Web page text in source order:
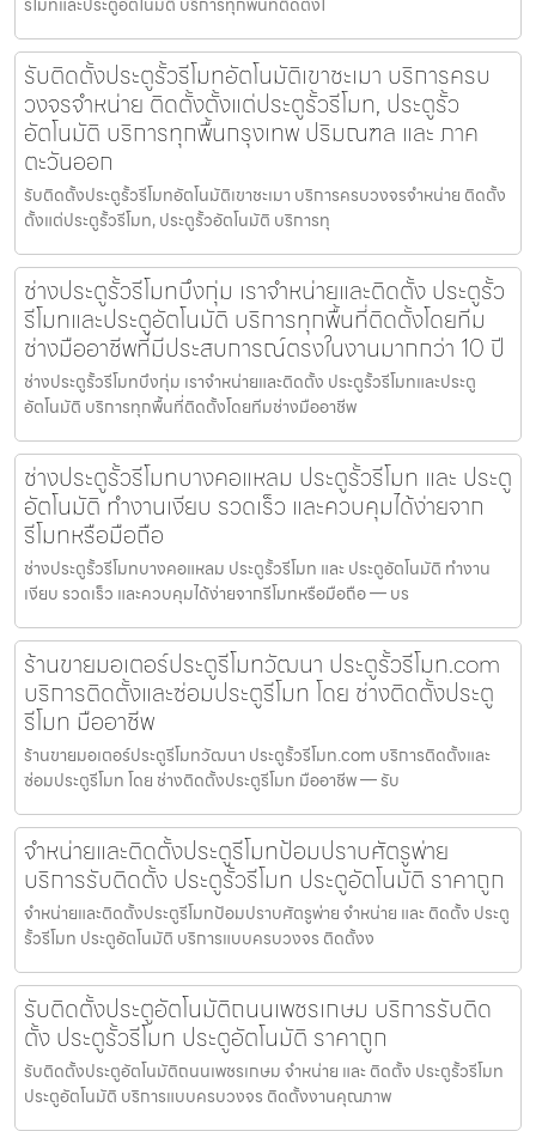
รับติดตั้งประตูรั้วรีโมทอัตโนมัติเขาชะเมา บริการครบ
วงจรจำหน่าย ติดตั้งตั้งแต่ประตูรั้วรีโมท, ประตูรั้ว
อัตโนมัติ บริการทุกพื้นกรุงเทพ ปริมณฑล และ ภาค
ตะวันออก
รับติดตั้งประตูรั้วรีโมทอัตโนมัติเขาชะเมา บริการครบวงจรจำหน่าย ติดตั้ง
ตั้งแต่ประตูรั้วรีโมท, ประตูรั้วอัตโนมัติ บริการทุ
ช่างประตูรั้วรีโมทบึงกุ่ม เราจำหน่ายและติดตั้ง ประตูรั้ว
รีโมทและประตูอัตโนมัติ บริการทุกพื้นที่ติดตั้งโดยทีม
ช่างมืออาชีพที่มีประสบการณ์ตรงในงานมากกว่า 10 ปี
ช่างประตูรั้วรีโมทบึงกุ่ม เราจำหน่ายและติดตั้ง ประตูรั้วรีโมทและประตู
อัตโนมัติ บริการทุกพื้นที่ติดตั้งโดยทีมช่างมืออาชีพ
ช่างประตูรั้วรีโมทบางคอแหลม ประตูรั้วรีโมท และ ประตู
อัตโนมัติ ทำงานเงียบ รวดเร็ว และควบคุมได้ง่ายจาก
รีโมทหรือมือถือ
ช่างประตูรั้วรีโมทบางคอแหลม ประตูรั้วรีโมท และ ประตูอัตโนมัติ ทำงาน
เงียบ รวดเร็ว และควบคุมได้ง่ายจากรีโมทหรือมือถือ — บร
ร้านขายมอเตอร์ประตูรีโมทวัฒนา ประตูรั้วรีโมท.com
บริการติดตั้งและซ่อมประตูรีโมท โดย ช่างติดตั้งประตู
รีโมท มืออาชีพ
ร้านขายมอเตอร์ประตูรีโมทวัฒนา ประตูรั้วรีโมท.com บริการติดตั้งและ
ซ่อมประตูรีโมท โดย ช่างติดตั้งประตูรีโมท มืออาชีพ — รับ
จำหน่ายและติดตั้งประตูรีโมทป้อมปราบศัตรูพ่าย
บริการรับติดตั้ง ประตูรั้วรีโมท ประตูอัตโนมัติ ราคาถูก
จำหน่ายและติดตั้งประตูรีโมทป้อมปราบศัตรูพ่าย จำหน่าย และ ติดตั้ง ประตู
รั้วรีโมท ประตูอัตโนมัติ บริการแบบครบวงจร ติดตั้งง
รับติดตั้งประตูอัตโนมัติถนนเพชรเกษม บริการรับติด
ตั้ง ประตูรั้วรีโมท ประตูอัตโนมัติ ราคาถูก
รับติดตั้งประตูอัตโนมัติถนนเพชรเกษม จำหน่าย และ ติดตั้ง ประตูรั้วรีโมท
ประตูอัตโนมัติ บริการแบบครบวงจร ติดตั้งงานคุณภาพ